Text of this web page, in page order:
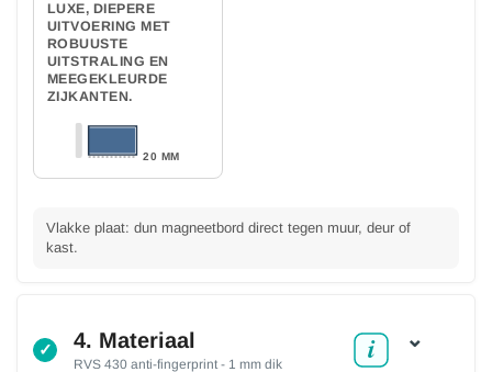
LUXE, DIEPERE
UITVOERING MET
ROBUUSTE
UITSTRALING EN
MEEGEKLEURDE
ZIJKANTEN.
20 MM
Vlakke plaat: dun magneetbord direct tegen muur, deur of
kast.
✓ 4. Materiaal
RVS 430 anti-fingerprint - 1 mm dik
⌄